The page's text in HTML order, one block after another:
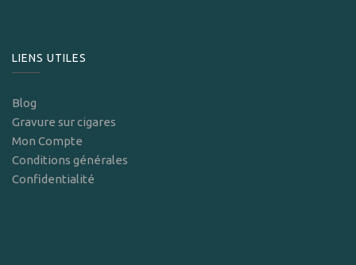
LIENS UTILES
Blog
Gravure sur cigares
Mon Compte
Conditions générales
Confidentialité